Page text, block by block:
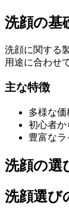
洗顔の基
洗顔に関する
用途に合わせ
主な特徴
多様な価
初心者か
豊富な
洗顔の選
洗顔選び